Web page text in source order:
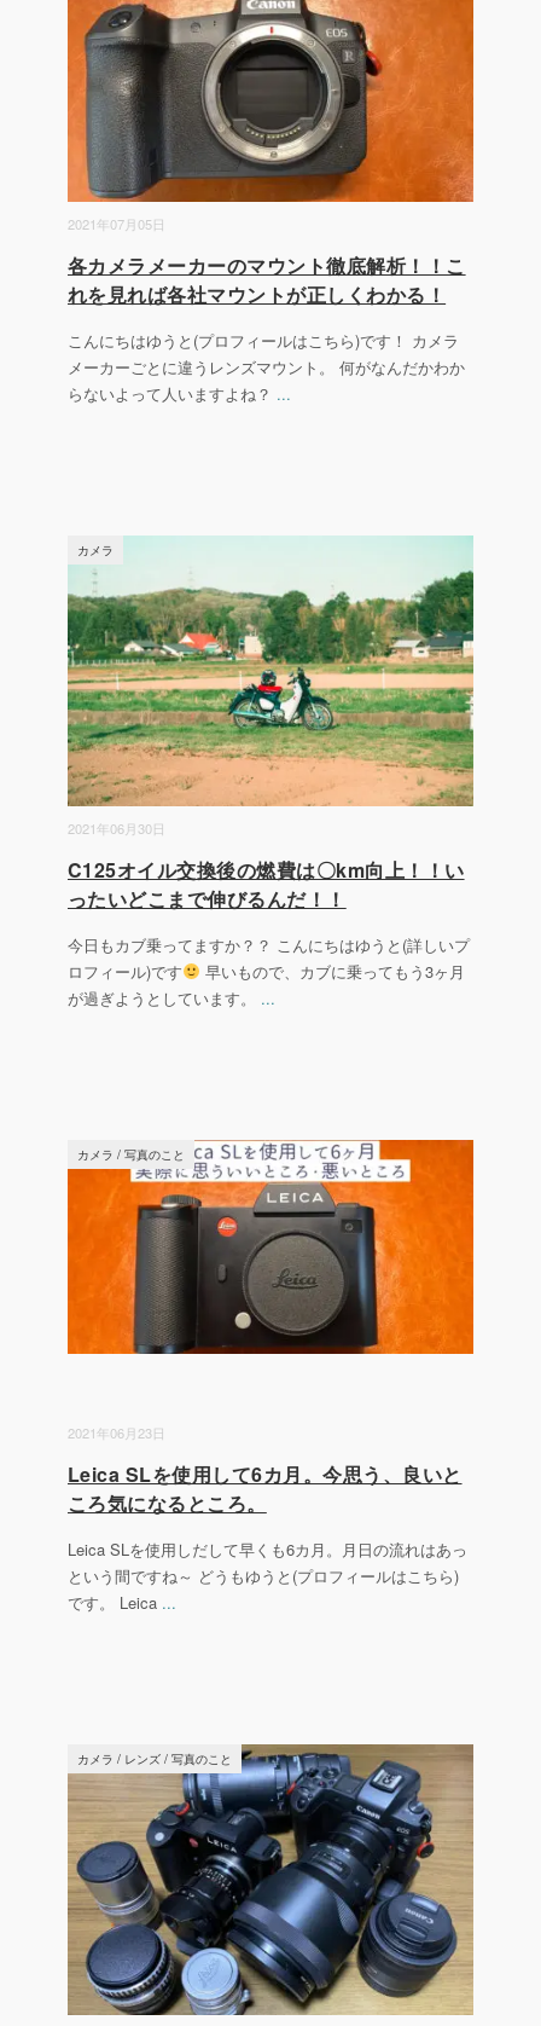
2021年07月05日
各カメラメーカーのマウント徹底解析！！こ
れを見れば各社マウントが正しくわかる！
こんにちはゆうと(プロフィールはこちら)です！ カメラ
メーカーごとに違うレンズマウント。 何がなんだかわか
らないよって人いますよね？ ...
2021年06月30日
カメラ
C125オイル交換後の燃費は〇km向上！！い
ったいどこまで伸びるんだ！！
今日もカブ乗ってますか？？ こんにちはゆうと(詳しいプ
ロフィール)です
早いもので、カブに乗ってもう3ヶ月
が過ぎようとしています。 ...
2021年06月23日
カメラ / 写真のこと
Leica SLを使用して6カ月。今思う、良いと
ころ気になるところ。
Leica SLを使用しだして早くも6カ月。月日の流れはあっ
という間ですね～ どうもゆうと(プロフィールはこちら)
です。 Leica ...
カメラ / レンズ / 写真のこと